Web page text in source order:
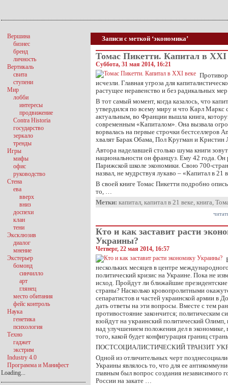
Записи с меткой ‘экономика’
Томас Пикетти. Капитал в XXI
Суббота, 31 мая 2014, 16:21
исчезли. Главная угроза для
растущее неравенство и без радикальных
В тот самый момент, когда казалось, что
утвердился по всему миру и что Карл Маркс
актуальным, во Франции вышла книга,
современным «Капиталом». Она вызвала
ворвалась на первые строчки бестселлеров
хвалят Барак Обама, Пол Кругман и Кристин
Автора наделавшей столько шума книги
национальности он француз. Ему 42 года. Он
Парижской школе экономики. Свою 700-
назвал, не мудрствуя лукаво – «Капитал в 21
В своей книге Томас Пикетти подробно
то, …
Метки: капитал, капитал в 21 веке, книга,
Кто и как заставит расти
Украины?
Четверг, 22 мая 2014, 16:57
нескольких месяцев в центре
политический кризис на Украине. Пока не
исход. Пройдут ли ближайшие
страны? Насколько кровопролитными
сепаратистов и частей украинской армии в
дать ответы на эти вопросы. Вместе с тем
противостояние закончится; политическим
взойдут на украинский политический Олимп,
над улучшением положения дел в экономике,
того, какой будет конфигурация границ
ПОСТСОЦИАЛИСТИЧЕСКИЙ ТРАНЗИТ
Одной из отличительных черт
Украины являлось то, что для ее
главным был вопрос создания независимого
России на закате …
Вершина
бизнес
бренд
личность
Вертикаль
свита
ступени
Мир
лобби
интересы
продвижение
Contra Historia
государство
зеркало
тренды
Игры
мифы
офис
руководство
Стена
ева
вверх
вниз
доспехи
клан
тени
Эксклюзив
диалог
мнение
Экстерьер
бомонд
синчилло
арт
глянец
место обитания
фейс контроль
Наука
генетика
психология
Техно
гаджет
экстрим
Industry 4.0
Программа и Манифест
Loading...